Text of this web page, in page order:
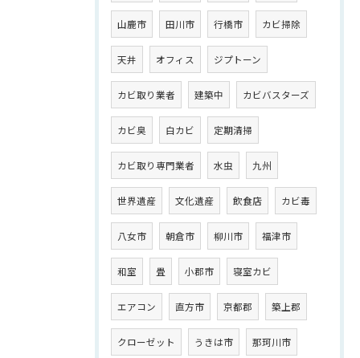
山鹿市 田川市 行橋市 カビ掃除
天井 オフィス ジプトーン
カビ取り業者 建築中 カビバスターズ
カビ臭 白カビ 定期清掃
カビ取り専門業者 水虫 九州
世界遺産 文化遺産 飲食店 カビ毒
八女市 朝倉市 柳川市 福津市
和室 畳 小郡市 寝室カビ
エアコン 直方市 京都郡 築上郡
クローゼット うきは市 那珂川市